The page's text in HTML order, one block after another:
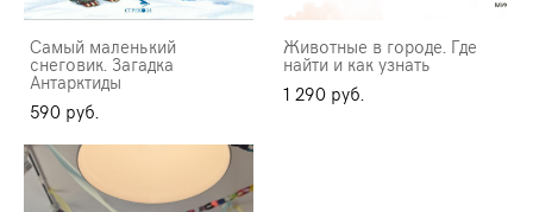
Самый маленький
снеговик. Загадка
Антарктиды
590 pуб.
Животные в городе. Где
найти и как узнать
1 290 pуб.